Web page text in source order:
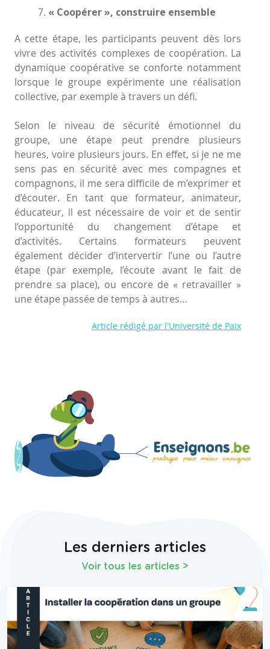
« Coopérer », construire ensemble
A cette étape, les participants peuvent dès lors
vivre des activités complexes de coopération. La
dynamique coopérative se conforte notamment
lorsque le groupe expérimente une réalisation
collective, par exemple à travers un défi.
Selon le niveau de sécurité émotionnel du
groupe, une étape peut prendre plusieurs
heures, voire plusieurs jours. En effet, si je ne me
sens pas en sécurité avec mes compagnes et
compagnons, il me sera difficile de m’exprimer et
d’écouter. En tant que formateur, animateur,
éducateur, il est nécessaire de voir et de sentir
l’opportunité du changement d’étape et
d’activités. Certains formateurs peuvent
également décider d’intervertir l’une ou l’autre
étape (par exemple, l’écoute avant le fait de
prendre sa place), ou encore de « retravailler »
une étape passée de temps à autres…
Article rédigé par l'Université de Paix
Les derniers articles
Voir tous les articles >